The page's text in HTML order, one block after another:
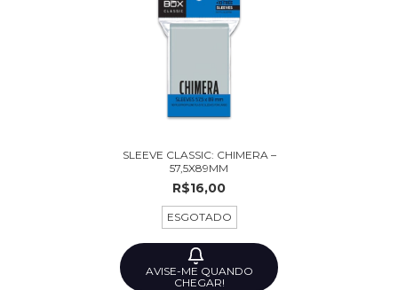
SLEEVE CLASSIC: CHIMERA –
57,5X89MM
R$16,00
ESGOTADO
AVISE-ME QUANDO
CHEGAR!